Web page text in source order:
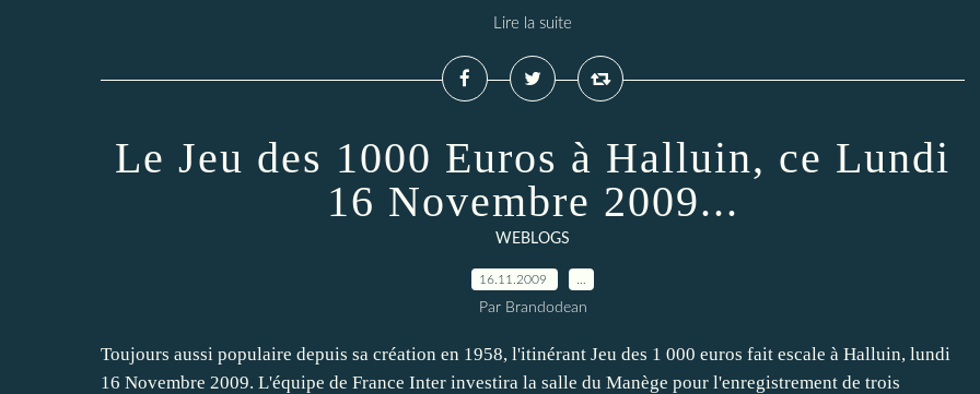
Lire la suite
Le Jeu des 1000 Euros à Halluin, ce Lundi
16 Novembre 2009...
WEBLOGS
16.11.2009
Par Brandodean
Toujours aussi populaire depuis sa création en 1958, l'itinérant Jeu des 1 000 euros fait escale à Halluin, lundi
16 Novembre 2009. L'équipe de France Inter investira la salle du Manège pour l'enregistrement de trois